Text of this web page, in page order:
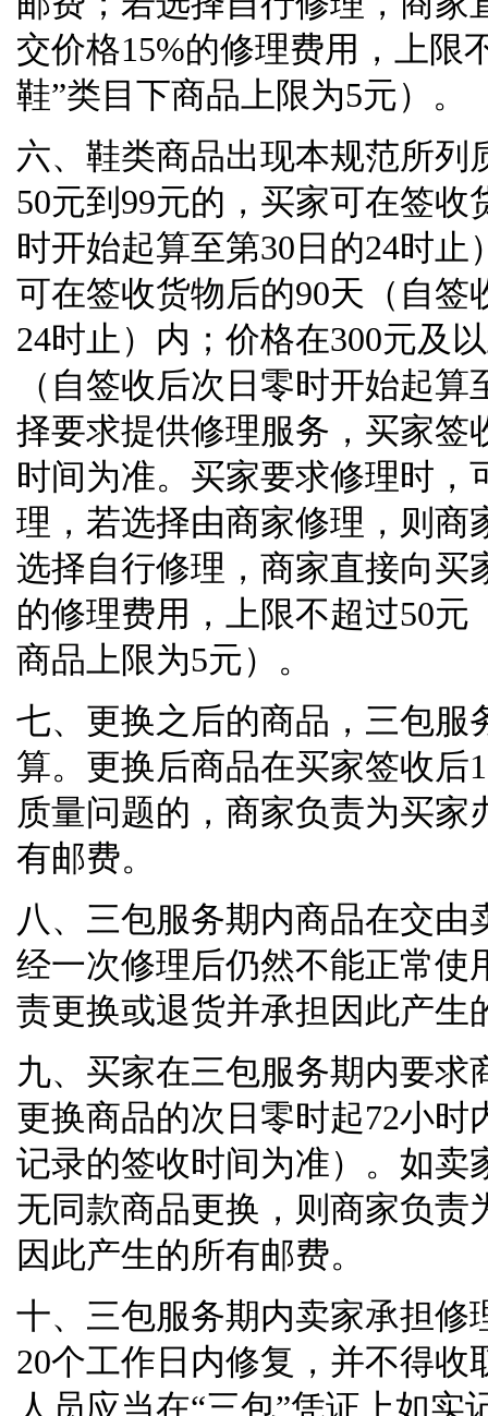
交价格15%的修理费用，上限
鞋”类目下商品上限为5元）。
六、鞋类商品出现本规范所
50元到 99元的，买家可在签收
时开始起算至第30 日的24时止
可在签收货物后的90天（自签
24时止）内；价格在300元及
（自签收后次日零时开始起算
择要求提供修理服务，买家签
时间为准。买家要求修理时
理，若选择由商家修理，则商
选择自行修理，商家直接向买
的修理费用，上限不超过50元
商品上限为5元）。
七、更换之后的商品，三包服
算。更换后商品在买家签收后
质量问题的，商家负责为买
有邮费。
八、三包服务期内商品在交
经一次修理后仍然不能正常使
责更换或退货并承担因此产生
九、买家在三包服务期内要
更换商品的次日零时起72小时
记录的签收时间为准）。如卖
无同款商品更换，则商家负
因此产生的所有邮费。
十、三包服务期内卖家承担修
20个工作日内修复，并不得收
人员应当在“三包”凭证上如实